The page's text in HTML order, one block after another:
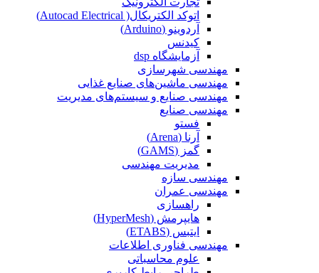
اتوکد الکتریکال( Autocad Electrical)
آردوینو (Arduino)
کیدنس
آزمایشگاه dsp
مهندسی شهرسازی
مهندسی ماشین‌های صنایع غذایی
مهندسی صنایع و سیستم‌های مدیریت
مهندسی صنایع
فستو
آرنا (Arena)
گمز (GAMS)
مدیریت مهندسی
مهندسی سازه
مهندسی عمران‌
راهسازی
هایپرمش (HyperMesh)
ایتبس (ETABS)
مهندسی فناوری اطلاعات
علوم محاسباتی